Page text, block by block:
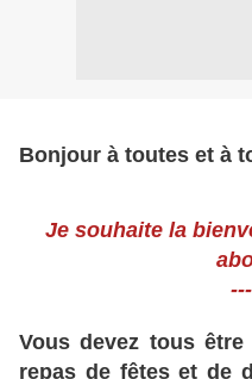
Bonjour à toutes et à
Je souhaite la
Vous devez tous
repas de fêtes et de